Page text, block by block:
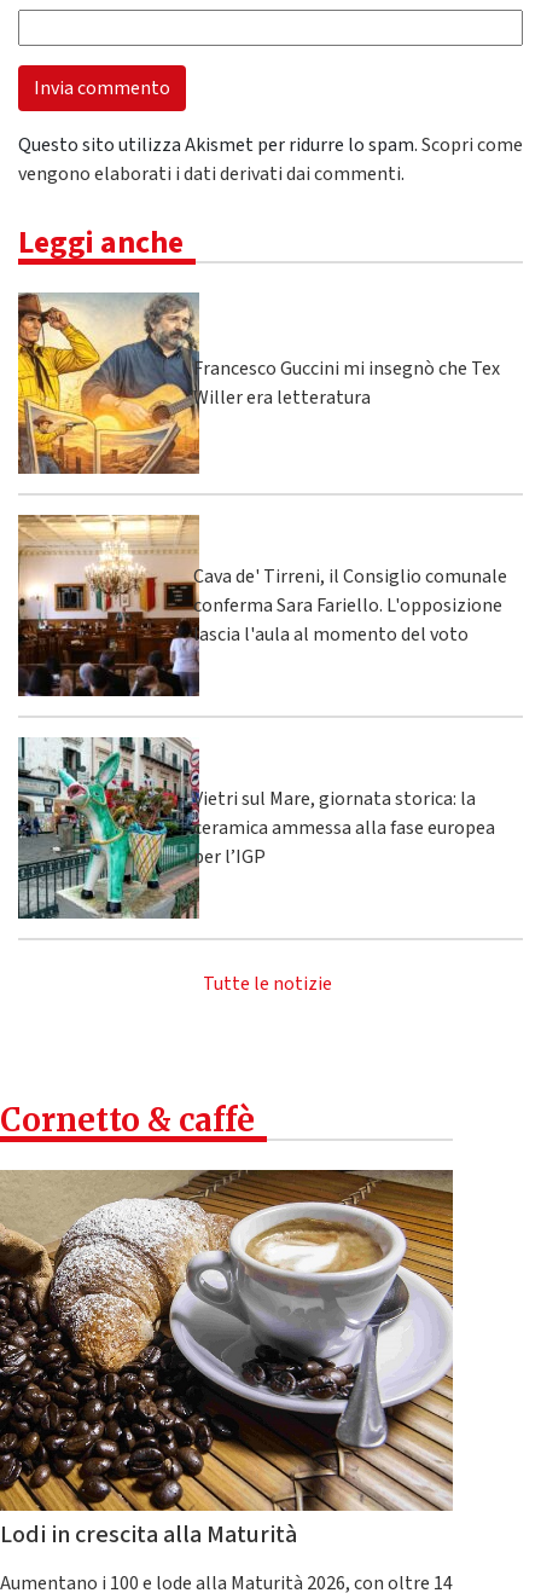
Questo sito utilizza Akismet per ridurre lo spam.Scopri come
vengono elaborati i dati derivati dai commenti.
Leggi anche
Francesco Guccini mi insegnò che Tex
Willer era letteratura
Cava de' Tirreni, il Consiglio comunale
conferma Sara Fariello. L'opposizione
lascia l'aula al momento del voto
Vietri sul Mare, giornata storica: la
ceramica ammessa alla fase europea
per l’IGP
Tutte le notizie
Cornetto & caffè
Lodi in crescita alla Maturità
Aumentano i 100 e lode alla Maturità 2026, con oltre 14